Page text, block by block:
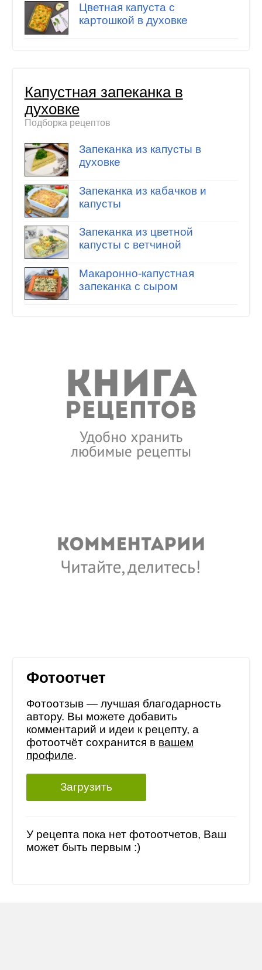
Цветная капуста с
картошкой в духовке
Капустная запеканка в
духовке
Подборка рецептов
Запеканка из капусты в
духовке
Запеканка из кабачков и
капусты
Запеканка из цветной
капусты с ветчиной
Макаронно-капустная
запеканка с сыром
Фотоотчет
Фотоотзыв — лучшая благодарность
автору. Вы можете добавить
комментарий и идеи к рецепту, а
фотоотчёт сохранится в вашем
профиле.
Загрузить
У рецепта пока нет фотоотчетов, Ваш
может быть первым :)